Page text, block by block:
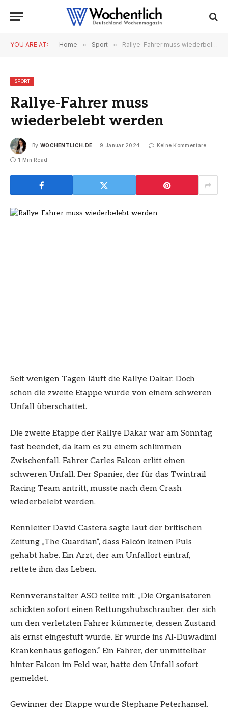
YOU ARE AT: Home » Sport » Rallye-Fahrer muss wiederbelebt werden
SPORT
Rallye-Fahrer muss
wiederbelebt werden
By WOCHENTLICH.DE 9 Januar 2024 Keine Kommentare
1 Min Read
Seit wenigen Tagen läuft die Rallye Dakar. Doch
schon die zweite Etappe wurde von einem schweren
Unfall überschattet.
Die zweite Etappe der Rallye Dakar war am Sonntag
fast beendet, da kam es zu einem schlimmen
Zwischenfall. Fahrer Carles Falcon erlitt einen
schweren Unfall. Der Spanier, der für das Twintrail
Racing Team antritt, musste nach dem Crash
wiederbelebt werden.
Rennleiter David Castera sagte laut der britischen
Zeitung „The Guardian“, dass Falcón keinen Puls
gehabt habe. Ein Arzt, der am Unfallort eintraf,
rettete ihm das Leben.
Rennveranstalter ASO teilte mit: „Die Organisatoren
schickten sofort einen Rettungshubschrauber, der sich
um den verletzten Fahrer kümmerte, dessen Zustand
als ernst eingestuft wurde. Er wurde ins Al-Duwadimi
Krankenhaus geflogen.“ Ein Fahrer, der unmittelbar
hinter Falcon im Feld war, hatte den Unfall sofort
gemeldet.
Gewinner der Etappe wurde Stephane Peterhansel.